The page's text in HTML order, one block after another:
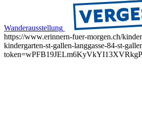
Wanderausstellung
https://www.erinnern-fuer-morgen.ch/
kindergarten-st-gallen-langgasse-84-st-